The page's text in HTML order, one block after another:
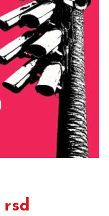
rsd